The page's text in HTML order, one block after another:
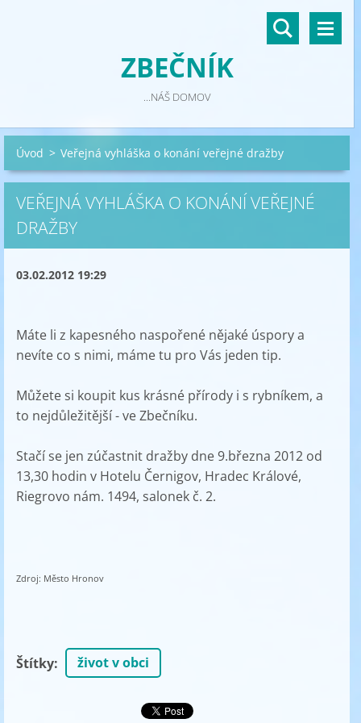
ZBEČNÍK
...NÁŠ DOMOV
Úvod > Veřejná vyhláška o konání veřejné dražby
VEŘEJNÁ VYHLÁŠKA O KONÁNÍ VEŘEJNÉ
DRAŽBY
03.02.2012 19:29
Máte li z kapesného naspořené nějaké úspory a
nevíte co s nimi, máme tu pro Vás jeden tip.
Můžete si koupit kus krásné přírody i s rybníkem, a
to nejdůležitější - ve Zbečníku.
Stačí se jen zúčastnit dražby dne 9.března 2012 od
13,30 hodin v Hotelu Černigov, Hradec Králové,
Riegrovo nám. 1494, salonek č. 2.
Zdroj: Město Hronov
Štítky: život v obci